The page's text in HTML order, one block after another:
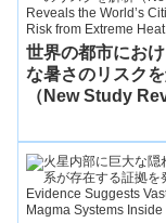
foodborne
世界の都市にお
な暑さのリスク
（New Study
at Risk from
Heat）